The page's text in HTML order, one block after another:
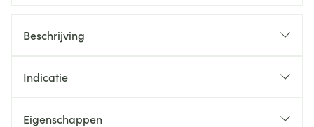
Beschrijving
Indicatie
Eigenschappen